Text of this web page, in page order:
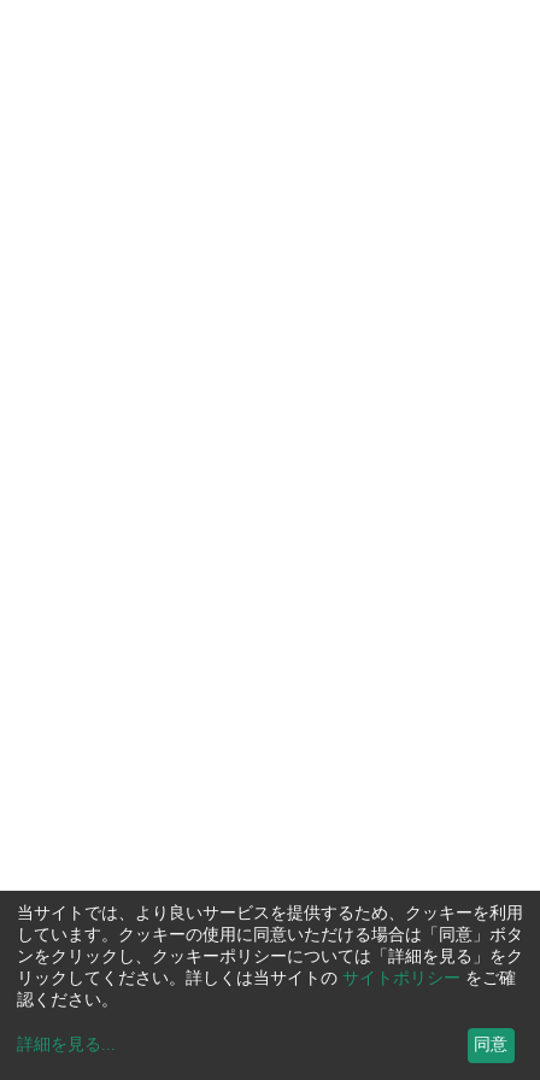
当サイトでは、より良いサービスを提供するため、クッキーを利用
しています。クッキーの使用に同意いただける場合は「同意」ボタ
ンをクリックし、クッキーポリシーについては「詳細を見る」をク
リックしてください。詳しくは当サイトの サイトポリシー をご確
認ください。
詳細を見る ... 同意